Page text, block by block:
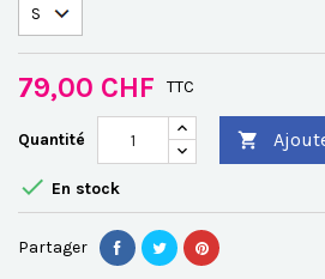
79,00 CHF TTC
Quantité 
 En stock
Partager